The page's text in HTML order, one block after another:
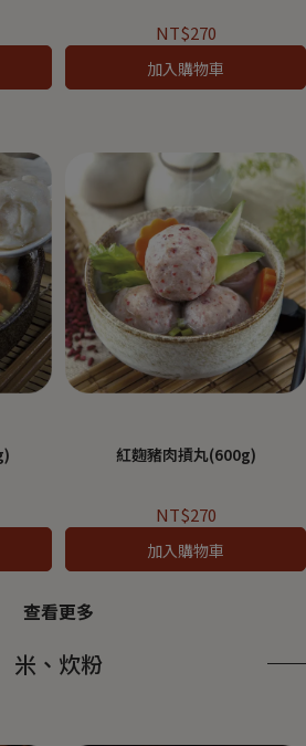
NT$270
加入購物車
紅麴豬肉摃丸(600g)
NT$270
加入購物車
查看更多
米、炊粉